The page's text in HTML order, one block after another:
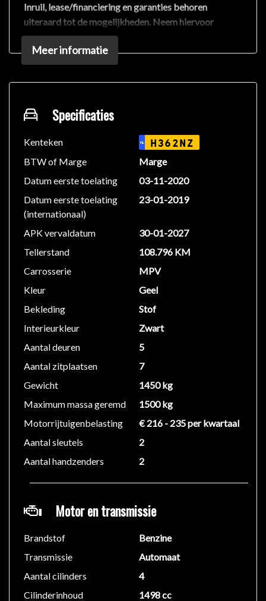
Inruil, lease/financiering en garanties behoren
uiteraard tot de mogelijkheden. Neem hiervoor
contact op met één van onze adviseurs.
Heeft u specifieke wensen met betrekking tot
aflevering van uw nieuwe auto? Niks is ons te gek!
Laat het ons vooral weten.
BEL ONS VAN TE VOREN VOOR EEN AFSPRAAK,
OM EVENTUELE TELEURSTELLINGEN TE
VOORKOMEN!
Deze auto bieden wij aan voor een meeneemprijs met
daarbij minimaal 1 jaar APK.
We rekenen geen afleverkosten.
Aflever opties
• Wilt u toch liever garantie
• Onderhoudsbeurt
• Reiniging
• polijsten
We hebben ons uiterste best gedaan om alle
informatie in deze advertentie correct weer te geven.
de verstrekte informatie in de advertentie. Vertrouw
niet alleen op deze informatie maar controleer altijd
zelf de zaken welke voor jou belangrijk zijn en je
beslissing zouden kunnen beïnvloeden. Neem contact
Meer informatie
Specificaties
Kenteken NL H362NZ
BTW of Marge
Marge
Datum eerste toelating
03-11-2020
Datum eerste toelating
(internationaal)
23-01-2019
APK vervaldatum
30-01-2027
Tellerstand
108.796 KM
Carrosserie
MPV
Kleur
Geel
Bekleding
Stof
Interieurkleur
Zwart
Aantal deuren
5
Aantal zitplaatsen
7
Gewicht
1450 kg
Maximum massa geremd
1500 kg
Motorrijtuigenbelasting
€ 216 - 235 per kwartaal
Aantal sleutels
2
Aantal handzenders
2
Motor en transmissie
Brandstof
Benzine
Transmissie
Automaat
Aantal cilinders
4
Cilinderinhoud
1498 cc